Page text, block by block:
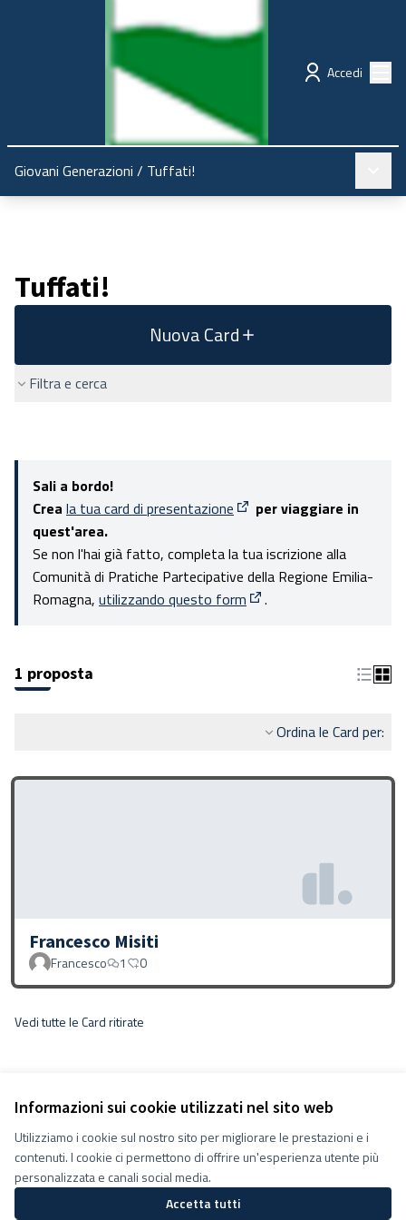
Informazioni sui cookie utilizzati nel sito web
Utilizziamo i cookie sul nostro sito per migliorare le prestazioni e i
contenuti. I cookie ci permettono di offrire un'esperienza utente più
personalizzata e canali social media.
Accetta tutti
Regione Emilia-Romagna Partecipazione
Accedi
Giovani Generazioni / Tuffati!
Tuffati!
Nuova Card
Filtra e cerca
Sali a bordo!
Crea la tua card di presentazione
(Apre in una nuova scheda)
per viaggiare in
quest'area.
Se non l'hai già fatto, completa la tua iscrizione alla
Comunità di Pratiche Partecipative della Regione Emilia-
Romagna, utilizzando questo form .
1 proposta
Ordina le Card per:
Francesco Misiti
Francesco 1 0
Vedi tutte le Card ritirate